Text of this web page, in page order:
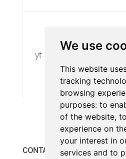
We use
This website
tracking
browsing
purposes: to
of the website,
experience on
your interest in
services and to
yt-player-user-settings
CONTATTI